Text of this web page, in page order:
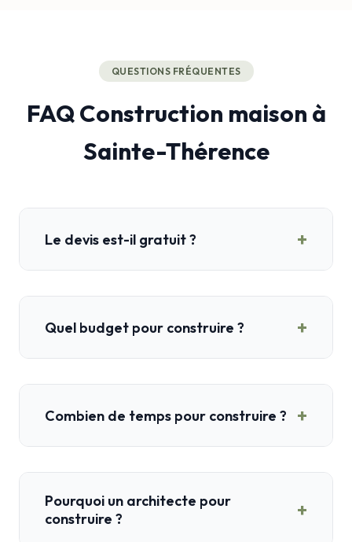
QUESTIONS FRÉQUENTES
FAQ Construction maison à
Sainte-Thérence
Le devis est-il gratuit ? +
Quel budget pour construire ? +
Combien de temps pour construire ? +
Pourquoi un architecte pour
construire ?
+